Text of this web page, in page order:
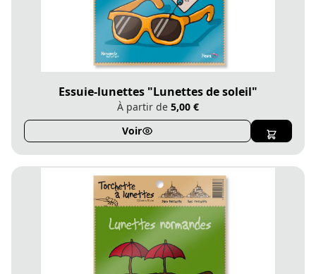
Essuie-lunettes "Lunettes de soleil"
À partir de 5,00 €
Voir